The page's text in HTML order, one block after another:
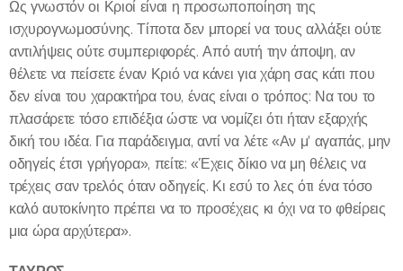
Ως γνωστόν οι Κριοί είναι η προσωποποίηση της
ισχυρογνωμοσύνης. Τίποτα δεν μπορεί να τους αλλάξει ούτε
αντιλήψεις ούτε συμπεριφορές. Από αυτή την άποψη, αν
θέλετε να πείσετε έναν Κριό να κάνει για χάρη σας κάτι που
δεν είναι του χαρακτήρα του, ένας είναι ο τρόπος: Να του το
πλασάρετε τόσο επιδέξια ώστε να νομίζει ότι ήταν εξαρχής
δική του ιδέα. Για παράδειγμα, αντί να λέτε «Αν μ' αγαπάς, μην
οδηγείς έτσι γρήγορα», πείτε: «Έχεις δίκιο να μη θέλεις να
τρέχεις σαν τρελός όταν οδηγείς. Κι εσύ το λες ότι ένα τόσο
καλό αυτοκίνητο πρέπει να το προσέχεις κι όχι να το φθείρεις
μια ώρα αρχύτερα».